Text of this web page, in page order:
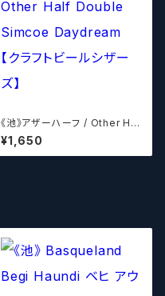
《池》アザーハーフ / Other Hal
f Double Simcoe Daydrea
m 【クラフトビールシザーズ】
¥1,650